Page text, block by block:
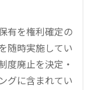
有を権利確定の
随時実施してい
度廃止を決定・
グに含まれてい